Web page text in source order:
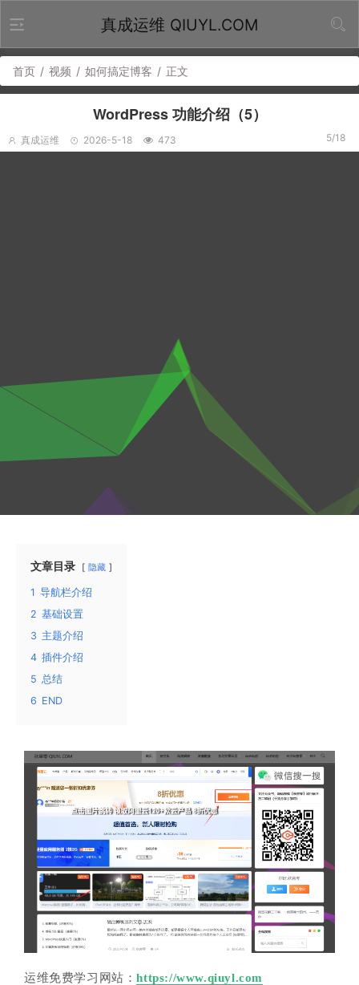
真成运维 QIUYL.COM
首页 / 视频 / 如何搞定博客 / 正文
WordPress 功能介绍（5）
真成运维 2026-5-18 473 5/18
文章目录 隐藏
1 导航栏介绍
2 基础设置
3 主题介绍
4 插件介绍
5 总结
6 END
运维免费学习网站：https://www.qiuyl.com